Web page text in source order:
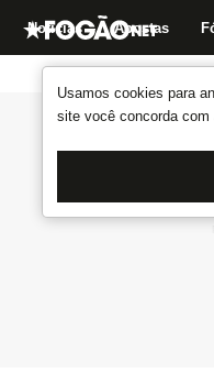
Usamos cookies para
site você concorda com
Notícias Apostas